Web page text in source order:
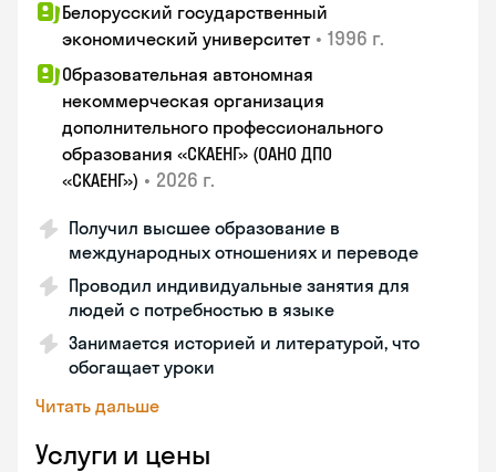
Белорусский государственный
экономический университет • 1996 г.
Образовательная автономная
некоммерческая организация
дополнительного профессионального
образования «СКАЕНГ» (ОАНО ДПО
«СКАЕНГ») • 2026 г.
Получил высшее образование в
международных отношениях и переводе
Проводил индивидуальные занятия для
людей с потребностью в языке
Занимается историей и литературой, что
обогащает уроки
Читать дальше
Услуги и цены